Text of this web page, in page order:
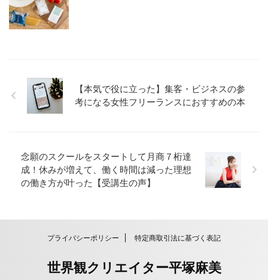
【本気で役に立った】集客・ビジネスの参
考になる女性フリーランスにおすすめの本
念願のスクールをスタートして月商７桁達
成！休みが増えて、働く時間は減った理想
の働き方が叶った【受講生の声】
プライバシーポリシー 特定商取引法に基づく表記
世界観クリエイター平塚麻美